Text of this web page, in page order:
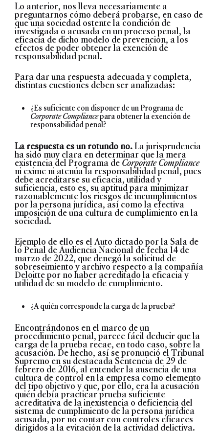
Lo anterior, nos lleva necesariamente a
preguntarnos cómo deberá probarse, en caso de
que una sociedad ostente la condición de
investigada o acusada en un proceso penal, la
eficacia de dicho modelo de prevención, a los
efectos de poder obtener la exención de
responsabilidad penal.
Para dar una respuesta adecuada y completa,
distintas cuestiones deben ser analizadas:
¿Es suficiente con disponer de un Programa de
Corporate Compliancepara obtener la exención de
responsabilidad penal?
La respuesta es un rotundo no.La jurisprudencia
ha sido muy clara en determinar que la mera
existencia del Programa de Corporate Compliance
ni exime ni atenúa la responsabilidad penal, pues
debe acreditarse su eficacia, utilidad y
suficiencia, esto es, su aptitud para minimizar
razonablemente los riesgos de incumplimientos
por la persona jurídica, así como la efectiva
imposición de una cultura de cumplimiento en la
sociedad.
Ejemplo de ello es el Auto dictado por la Sala de
lo Penal de Audiencia Nacional de fecha 14 de
marzo de 2022, que denegó la solicitud de
sobreseimiento y archivo respecto a la compañía
Deloitte por no haber acreditado la eficacia y
utilidad de su modelo de cumplimiento.
¿A quién corresponde la carga de la prueba?
Encontrándonos en el marco de un
procedimiento penal, parece fácil deducir que la
carga de la prueba recae, en todo caso, sobre la
acusación. De hecho, así se pronunció el Tribunal
Supremo en su destacada Sentencia de 29 de
febrero de 2016, al entender la ausencia de una
cultura de control en la empresa como elemento
del tipo objetivo y que, por ello, era la acusación
quién debía practicar prueba suficiente
acreditativa de la inexistencia o deficiencia del
sistema de cumplimiento de la persona jurídica
acusada, por no contar con controles eficaces
dirigidos a la evitación de la actividad delictiva.